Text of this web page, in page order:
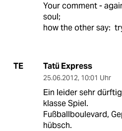
Your comment -
soul;
how the other say:
TE Tatü Express
25.06.2012, 10:01 Uhr
Ein leider sehr
klasse Spiel.
Fußballboulevard,
hübsch.